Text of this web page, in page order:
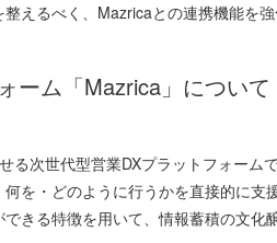
えるべく、Mazricaとの連携機能を強
ーム「Mazrica」について
る次世代型営業DXプラットフォーム
を・どのように行うかを直接的に支
きる特徴を用いて、情報蓄積の文化